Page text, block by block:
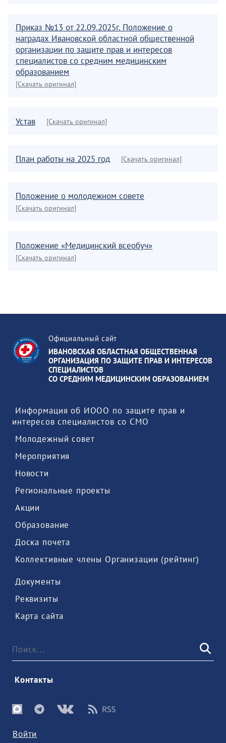
Приказ №13 от 22.09.2025г. Положение о
наградах Ивановской областной общественной
организации по защите прав и интересов
специалистов со средним медицинским
образованием
[Скачать оригинал]
Устав [Скачать оригинал]
План работы на 2025 год [Скачать оригинал]
Положение о молодежном совете
[Скачать оригинал]
Положение «Медицинский всеобуч»
[Скачать оригинал]
Официальный сайт
ИВАНОВСКАЯ ОБЛАСТНАЯ ОБЩЕСТВЕННАЯ
ОРГАНИЗАЦИЯ ПО ЗАЩИТЕ ПРАВ И ИНТЕРЕСОВ
СПЕЦИАЛИСТОВ
СО СРЕДНИМ МЕДИЦИНСКИМ ОБРАЗОВАНИЕМ
интересов специалистов со СМО
Молодежный совет
Мероприятия
Новости
Региональные проекты
Акции
Образование
Доска почета
Коллективные члены Организации (рейтинг)
Документы
Реквизиты
Карта сайта
Контакты
Войти